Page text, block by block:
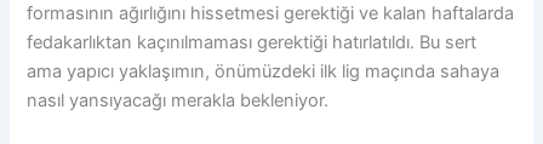
formasının ağırlığını hissetmesi gerektiği ve kalan haftalarda
fedakarlıktan kaçınılmaması gerektiği hatırlatıldı. Bu sert
ama yapıcı yaklaşımın, önümüzdeki ilk lig maçında sahaya
nasıl yansıyacağı merakla bekleniyor.